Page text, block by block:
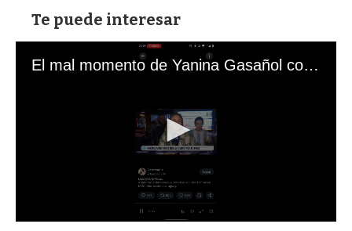
Te puede interesar
El mal momento de Yanina Gasañol con un hincha argentino en "Subrayado"